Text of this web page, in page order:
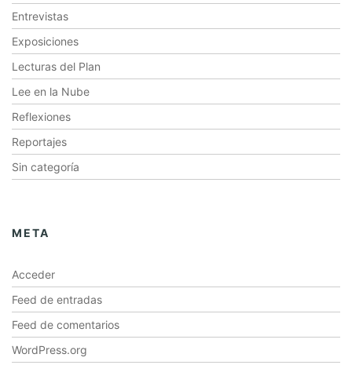
Entrevistas
Exposiciones
Lecturas del Plan
Lee en la Nube
Reflexiones
Reportajes
Sin categoría
META
Acceder
Feed de entradas
Feed de comentarios
WordPress.org